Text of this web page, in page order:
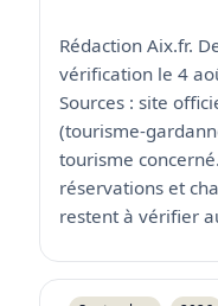
Rédaction Aix.fr.
vérification le 4
Sources : site
(tourisme-
tourisme
réservations et
restent à vérifier